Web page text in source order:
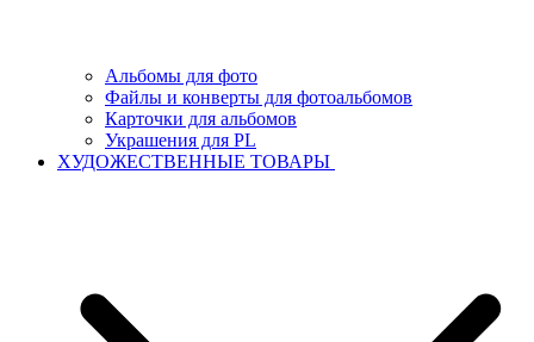
Альбомы для фото
Файлы и конверты для фотоальбомов
Карточки для альбомов
Украшения для PL
ХУДОЖЕСТВЕННЫЕ ТОВАРЫ